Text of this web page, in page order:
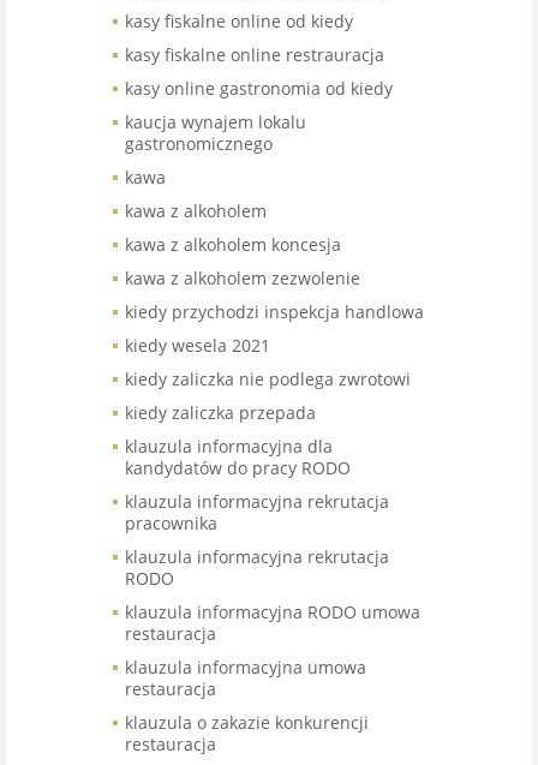
kasy fiskalne online od kiedy
kasy fiskalne online restrauracja
kasy online gastronomia od kiedy
kaucja wynajem lokalu
gastronomicznego
kawa
kawa z alkoholem
kawa z alkoholem koncesja
kawa z alkoholem zezwolenie
kiedy przychodzi inspekcja handlowa
kiedy wesela 2021
kiedy zaliczka nie podlega zwrotowi
kiedy zaliczka przepada
klauzula informacyjna dla
kandydatów do pracy RODO
klauzula informacyjna rekrutacja
pracownika
klauzula informacyjna rekrutacja
RODO
klauzula informacyjna RODO umowa
restauracja
klauzula informacyjna umowa
restauracja
klauzula o zakazie konkurencji
restauracja